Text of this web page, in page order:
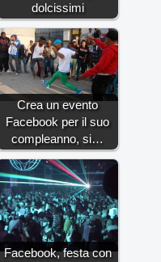
dolcissimi
Crea un evento
Facebook per il suo
compleanno, si…
Facebook, festa con